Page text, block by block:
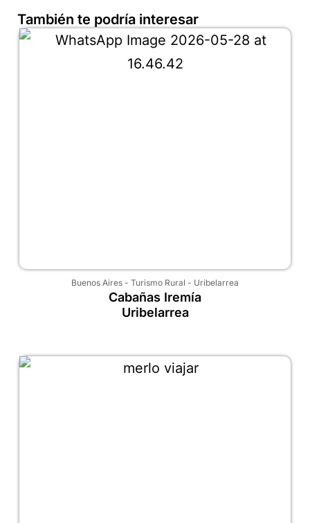
También te podría interesar
Buenos Aires - Turismo Rural - Uribelarrea
Cabañas Iremía
Uribelarrea